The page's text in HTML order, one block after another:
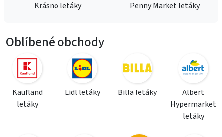
Krásno letáky Penny Market letáky
Oblíbené obchody
Kaufland
letáky
Lidl letáky Billa letáky
Albert
Hypermarket
letáky